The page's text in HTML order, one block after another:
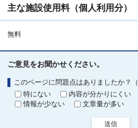
主な施設使用料（個人利用分）
無料
ご意見をお聞かせください。
このページに問題点はありましたか？（
特にない
内容が分かりにくい
情報が少ない
文章量が多い
送信